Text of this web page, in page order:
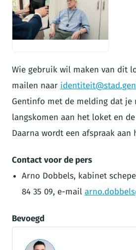
JPG
Wie gebruik wil maken van dit
mailen naar
Gentinfo met de melding dat je
langskomen aan het loket en
Daarna wordt een afspraak aan
Contact voor de pers
Arno Dobbels, kabinet
84 35 09, e-mail
Bevoegd